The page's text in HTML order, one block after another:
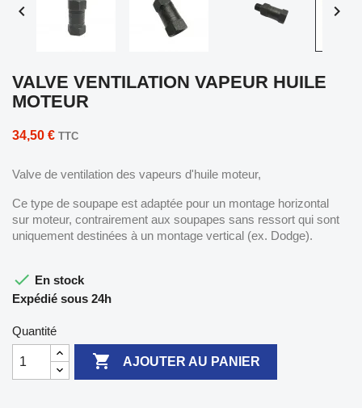
 
VALVE VENTILATION VAPEUR HUILE
MOTEUR
34,50 € TTC
Valve de ventilation des vapeurs d'huile moteur,
Ce type de soupape est adaptée pour un montage horizontal
sur moteur, contrairement aux soupapes sans ressort qui sont
uniquement destinées à un montage vertical (ex. Dodge).
 En stock
Expédié sous 24h
Quantité
 AJOUTER AU PANIER